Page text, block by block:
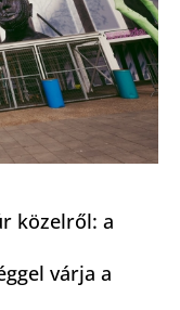
közelről: a
várja a